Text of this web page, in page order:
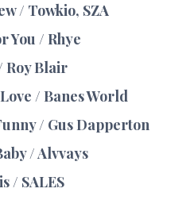
/ Towkio, SZA
You / Rhye
Roy Blair
/ Banes World
/ Gus Dapperton
/ Alvvays
/ SALES